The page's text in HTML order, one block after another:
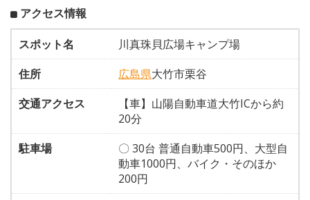
アクセス情報
スポット名
川真珠貝広場キャンプ場
住所
広島県大竹市栗谷
交通アクセス
【車】山陽自動車道大竹ICから約
20分
駐車場
〇 30台 普通自動車500円、大型自
動車1000円、バイク・そのほか
200円